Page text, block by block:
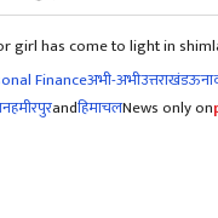
girl has come to light in
Financeअभी-अभीउत्तराखंडऊना
हमीरपुरandहिमाचलNews only on